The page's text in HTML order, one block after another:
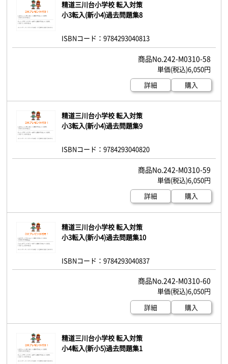
精道三川台小学校 転入対策
小3転入(新小4)過去問題集8
ISBNコード：9784293040813
242-M0310-58
6,050円
詳細
購入
精道三川台小学校 転入対策
小3転入(新小4)過去問題集9
ISBNコード：9784293040820
242-M0310-59
6,050円
詳細
購入
精道三川台小学校 転入対策
小3転入(新小4)過去問題集10
ISBNコード：9784293040837
242-M0310-60
6,050円
詳細
購入
精道三川台小学校 転入対策
小4転入(新小5)過去問題集1